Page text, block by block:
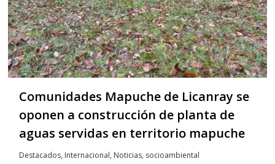
Comunidades Mapuche de Licanray se
oponen a construcción de planta de
aguas servidas en territorio mapuche
Destacados, Internacional, Noticias, socioambiental